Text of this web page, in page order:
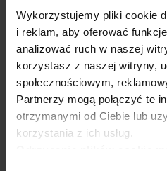
Wykorzystujemy pliki cookie
i reklam, aby oferować
analizować ruch w naszej
korzystasz z naszej witryny,
społecznościowym,
Partnerzy mogą połączyć te
otrzymanymi od Ciebie lub
korzystania z ich usług.
Jak pierwsza
kraj?